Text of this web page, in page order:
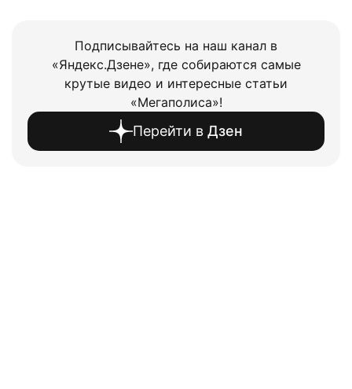
Подписывайтесь на наш канал в
«Яндекс.Дзене», где собираются самые
крутые видео и интересные статьи
«Мегаполиса»!
Перейти в Дзен